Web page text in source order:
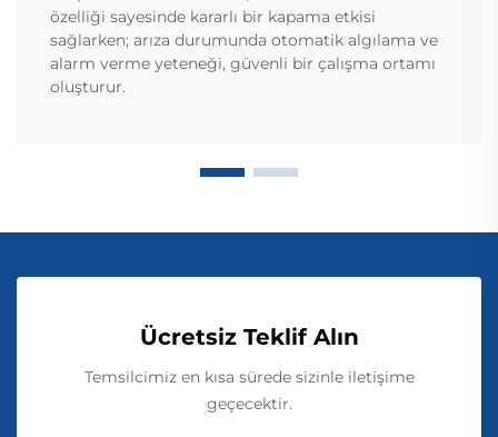
özelliği sayesinde kararlı bir kapama etkisi
sağlarken; arıza durumunda otomatik algılama ve
alarm verme yeteneği, güvenli bir çalışma ortamı
oluşturur.
Ücretsiz Teklif Alın
Temsilcimiz en kısa sürede sizinle iletişime
geçecektir.